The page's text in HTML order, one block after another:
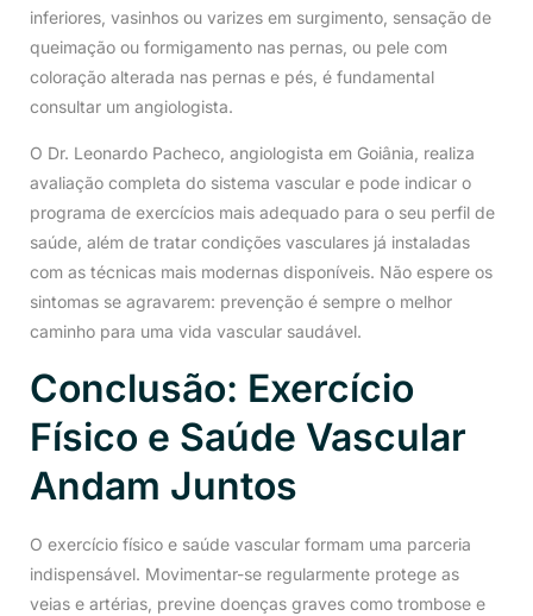
inferiores, vasinhos ou varizes em surgimento, sensação de
queimação ou formigamento nas pernas, ou pele com
coloração alterada nas pernas e pés, é fundamental
consultar um angiologista.
O Dr. Leonardo Pacheco, angiologista em Goiânia, realiza
avaliação completa do sistema vascular e pode indicar o
programa de exercícios mais adequado para o seu perfil de
saúde, além de tratar condições vasculares já instaladas
com as técnicas mais modernas disponíveis. Não espere os
sintomas se agravarem: prevenção é sempre o melhor
caminho para uma vida vascular saudável.
Conclusão: Exercício
Físico e Saúde Vascular
Andam Juntos
O exercício físico e saúde vascular formam uma parceria
indispensável. Movimentar-se regularmente protege as
veias e artérias, previne doenças graves como trombose e